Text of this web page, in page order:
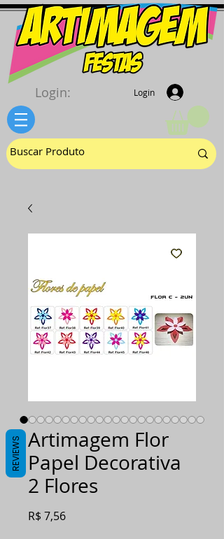
Login
Login:
Artimagem Flor
Papel Decorativa
2 Flores
R$ 7,56Preço
REVIEWS